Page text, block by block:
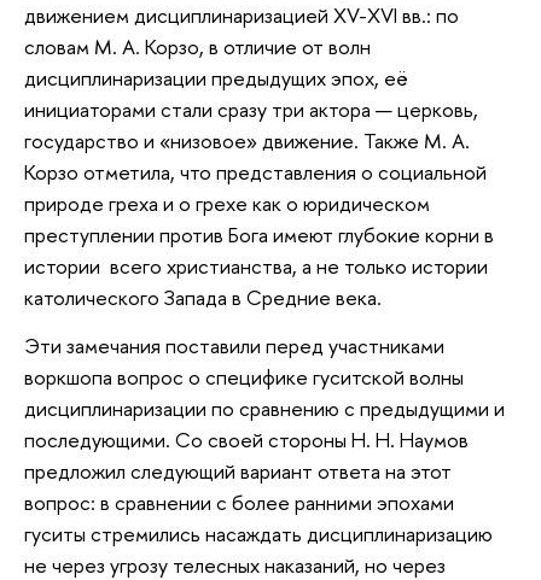
движением дисциплинаризацией XV-XVI вв.: по
словам М. А. Корзо, в отличие от волн
дисциплинаризации предыдущих эпох, её
инициаторами стали сразу три актора — церковь,
государство и «низовое» движение. Также М. А.
Корзо отметила, что представления о социальной
природе греха и о грехе как о юридическом
преступлении против Бога имеют глубокие корни в
истории всего христианства, а не только истории
католического Запада в Средние века.
Эти замечания поставили перед участниками
воркшопа вопрос о специфике гуситской волны
дисциплинаризации по сравнению с предыдущими и
последующими. Со своей стороны Н. Н. Наумов
предложил следующий вариант ответа на этот
вопрос: в сравнении с более ранними эпохами
гуситы стремились насаждать дисциплинаризацию
не через угрозу телесных наказаний, но через